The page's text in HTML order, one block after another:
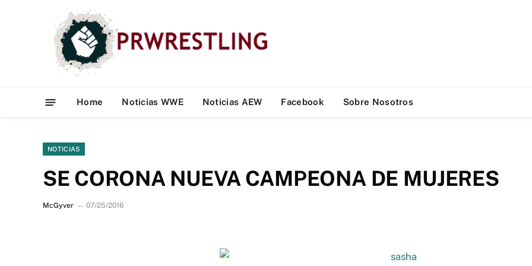
Home Noticias WWE Noticias AEW Facebook Sobre Nosotros
NOTICIAS
SE CORONA NUEVA CAMPEONA DE MUJERES
McGyver 07/25/2016